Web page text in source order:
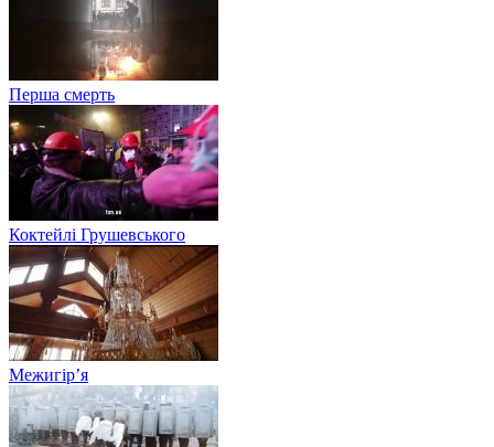
Перша смерть
Коктейлі Грушевського
Межигір’я